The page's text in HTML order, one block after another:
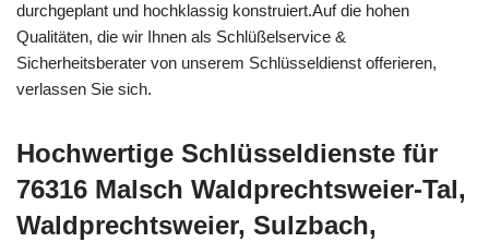
durchgeplant und hochklassig konstruiert.Auf die hohen
Qualitäten, die wir Ihnen als Schlüßelservice &
Sicherheitsberater von unserem Schlüsseldienst offerieren,
verlassen Sie sich.
Hochwertige Schlüsseldienste für
76316 Malsch Waldprechtsweier-Tal,
Waldprechtsweier, Sulzbach,